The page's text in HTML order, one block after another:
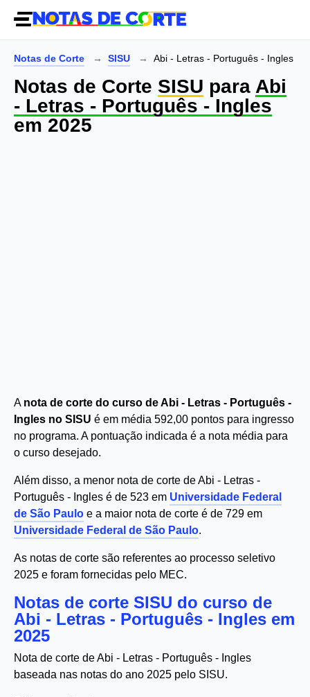
Notas de Corte SISU Abi - Letras - Português - Ingles
Notas de Corte SISU para Abi
- Letras - Português - Ingles
em 2025
A nota de corte do curso de Abi - Letras - Português -
Ingles no SISU é em média 592,00 pontos para ingresso
no programa. A pontuação indicada é a nota média para
o curso desejado.
Além disso, a menor nota de corte de Abi - Letras -
Português - Ingles é de 523 em Universidade Federal
de São Paulo e a maior nota de corte é de 729 em
Universidade Federal de São Paulo.
As notas de corte são referentes ao processo seletivo
2025 e foram fornecidas pelo MEC.
Notas de corte SISU do curso de
Abi - Letras - Português - Ingles em
2025
Nota de corte de Abi - Letras - Português - Ingles
baseada nas notas do ano 2025 pelo SISU.